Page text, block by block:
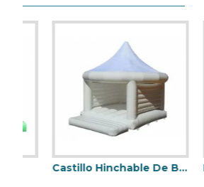
Castillo Hinchable De Boda Kids
Castillo Hinchable Blanco